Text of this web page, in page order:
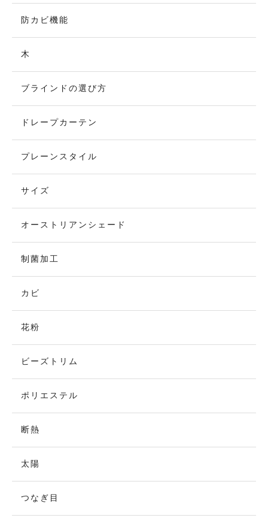
防カビ機能
木
ブラインドの選び方
ドレープカーテン
プレーンスタイル
サイズ
オーストリアンシェード
制菌加工
カビ
花粉
ビーズトリム
ポリエステル
断熱
太陽
つなぎ目